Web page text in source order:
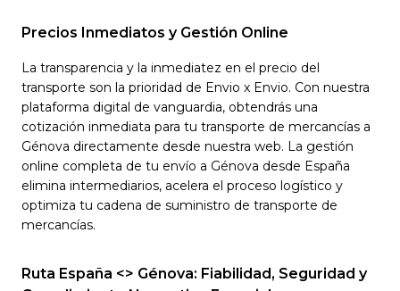
Precios Inmediatos y Gestión Online
La transparencia y la inmediatez en el precio del
transporte son la prioridad de Envio x Envio. Con nuestra
plataforma digital de vanguardia, obtendrás una
cotización inmediata para tu transporte de mercancías a
Génova directamente desde nuestra web. La gestión
online completa de tu envío a Génova desde España
elimina intermediarios, acelera el proceso logístico y
optimiza tu cadena de suministro de transporte de
mercancías.
Ruta España <> Génova: Fiabilidad, Seguridad y